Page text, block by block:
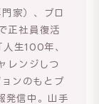
家）、ブロ
正社員復活
生100年、
レンジしつ
ンのもとブ
発信中。山手